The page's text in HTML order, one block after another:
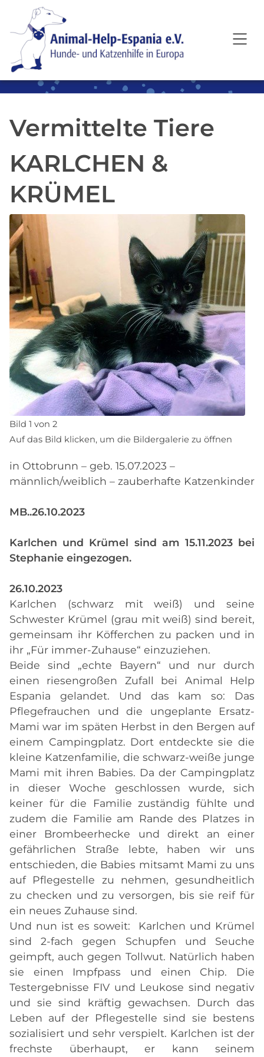
SKIP TO MAIN CONTENT
Vermittelte Tiere
KARLCHEN &
KRÜMEL
Bild 1 von 2
Auf das Bild klicken, um die Bildergalerie zu öffnen
in Ottobrunn – geb. 15.07.2023 –
männlich/weiblich – zauberhafte Katzenkinder
MB..26.10.2023
Karlchen und Krümel sind am 15.11.2023 bei
Stephanie eingezogen.
26.10.2023
Karlchen (schwarz mit weiß) und seine
Schwester Krümel (grau mit weiß) sind bereit,
gemeinsam ihr Köfferchen zu packen und in
ihr „Für immer-Zuhause“ einzuziehen.
Beide sind „echte Bayern“ und nur durch
einen riesengroßen Zufall bei Animal Help
Espania gelandet. Und das kam so: Das
Pflegefrauchen und die ungeplante Ersatz-
Mami war im späten Herbst in den Bergen auf
einem Campingplatz. Dort entdeckte sie die
kleine Katzenfamilie, die schwarz-weiße junge
Mami mit ihren Babies. Da der Campingplatz
in dieser Woche geschlossen wurde, sich
keiner für die Familie zuständig fühlte und
zudem die Familie am Rande des Platzes in
einer Brombeerhecke und direkt an einer
gefährlichen Straße lebte, haben wir uns
entschieden, die Babies mitsamt Mami zu uns
auf Pflegestelle zu nehmen, gesundheitlich
zu checken und zu versorgen, bis sie reif für
ein neues Zuhause sind.
Und nun ist es soweit: Karlchen und Krümel
sind 2-fach gegen Schupfen und Seuche
geimpft, auch gegen Tollwut. Natürlich haben
sie einen Impfpass und einen Chip. Die
Testergebnisse FIV und Leukose sind negativ
und sie sind kräftig gewachsen. Durch das
Leben auf der Pflegestelle sind sie bestens
sozialisiert und sehr verspielt. Karlchen ist der
frechste überhaupt, er kann seinem